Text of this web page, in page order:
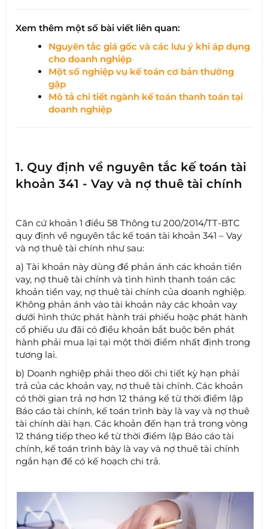
Xem thêm một số bài viết liên quan:
Nguyên tắc giá gốc và các lưu ý khi áp dụng
cho doanh nghiệp
Một số nghiệp vụ kế toán cơ bản thường
gặp
Mô tả chi tiết ngành kế toán thanh toán tại
doanh nghiệp
1. Quy định về nguyên tắc kế toán tài
khoản 341 - Vay và nợ thuê tài chính
Căn cứ khoản 1 điều 58 Thông tư 200/2014/TT-BTC
quy định về nguyên tắc kế toán tài khoản 341 – Vay
và nợ thuê tài chính như sau:
a) Tài khoản này dùng để phản ánh các khoản tiền
vay, nợ thuê tài chính và tình hình thanh toán các
khoản tiền vay, nợ thuê tài chính của doanh nghiệp.
Không phản ánh vào tài khoản này các khoản vay
dưới hình thức phát hành trái phiếu hoặc phát hành
cổ phiếu ưu đãi có điều khoản bắt buộc bên phát
hành phải mua lại tại một thời điểm nhất định trong
tương lai.
b) Doanh nghiệp phải theo dõi chi tiết kỳ hạn phải
trả của các khoản vay, nợ thuê tài chính. Các khoản
có thời gian trả nợ hơn 12 tháng kể từ thời điểm lập
Báo cáo tài chính, kế toán trình bày là vay và nợ thuê
tài chính dài hạn. Các khoản đến hạn trả trong vòng
12 tháng tiếp theo kể từ thời điểm lập Báo cáo tài
chính, kế toán trình bày là vay và nợ thuê tài chính
ngắn hạn để có kế hoạch chi trả.